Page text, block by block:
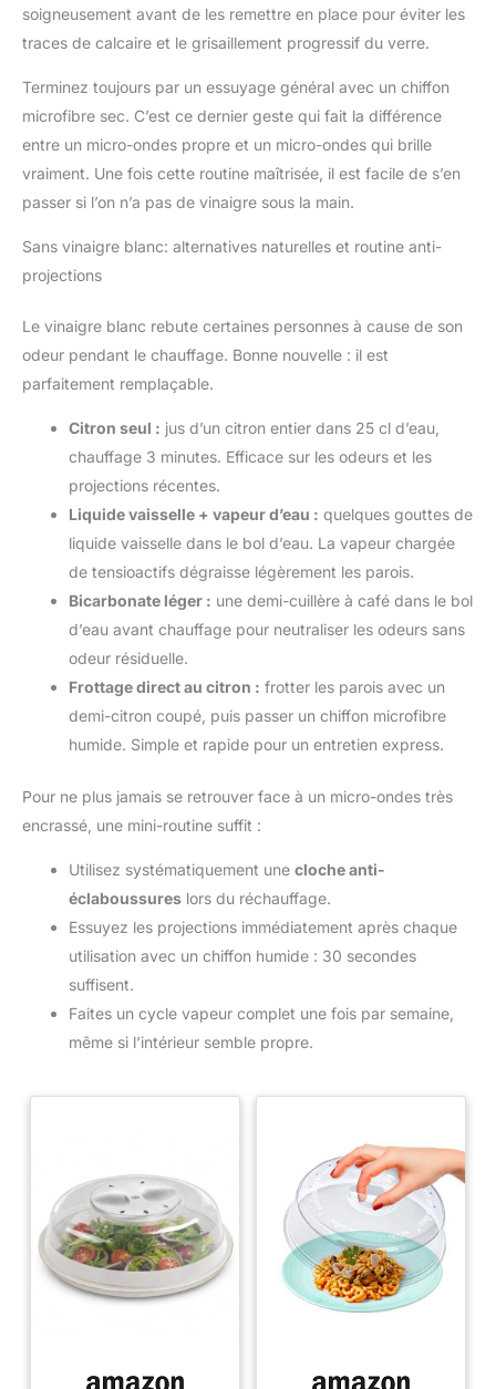
soigneusement avant de les remettre en place pour éviter les
traces de calcaire et le grisaillement progressif du verre.
Terminez toujours par un essuyage général avec un chiffon
microfibre sec. C’est ce dernier geste qui fait la différence
entre un micro-ondes propre et un micro-ondes qui brille
vraiment. Une fois cette routine maîtrisée, il est facile de s’en
passer si l’on n’a pas de vinaigre sous la main.
Sans vinaigre blanc: alternatives naturelles et routine anti-
projections
Le vinaigre blanc rebute certaines personnes à cause de son
odeur pendant le chauffage. Bonne nouvelle : il est
parfaitement remplaçable.
Citron seul : jus d’un citron entier dans 25 cl d’eau,
chauffage 3 minutes. Efficace sur les odeurs et les
projections récentes.
Liquide vaisselle + vapeur d’eau : quelques gouttes de
liquide vaisselle dans le bol d’eau. La vapeur chargée
de tensioactifs dégraisse légèrement les parois.
Bicarbonate léger : une demi-cuillère à café dans le bol
d’eau avant chauffage pour neutraliser les odeurs sans
odeur résiduelle.
Frottage direct au citron : frotter les parois avec un
demi-citron coupé, puis passer un chiffon microfibre
humide. Simple et rapide pour un entretien express.
Pour ne plus jamais se retrouver face à un micro-ondes très
encrassé, une mini-routine suffit :
Utilisez systématiquement une cloche anti-
éclaboussures lors du réchauffage.
Essuyez les projections immédiatement après chaque
utilisation avec un chiffon humide : 30 secondes
suffisent.
Faites un cycle vapeur complet une fois par semaine,
même si l’intérieur semble propre.